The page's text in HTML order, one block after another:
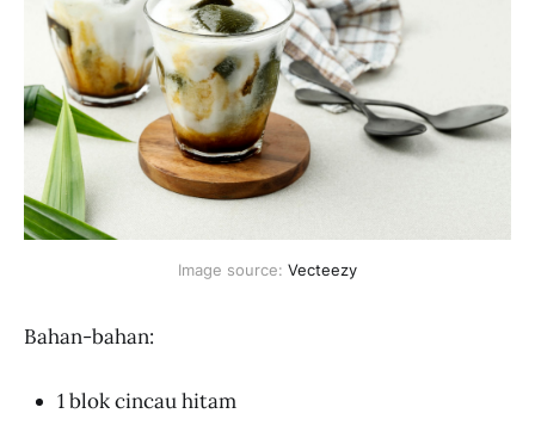
Image source: Vecteezy
Bahan-bahan:
1 blok cincau hitam